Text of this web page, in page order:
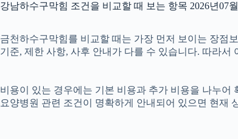
강남하수구막힘 조건을 비교할 때 보는 항목 2026년07
금천하수구막힘를 비교할 때는 가장 먼저 보이는 장점
기준, 제한 사항, 사후 안내가 다를 수 있습니다. 따라
비용이 있는 경우에는 기본 비용과 추가 비용을 나누어
요양병원 관련 조건이 명확하게 안내되어 있으면 현재